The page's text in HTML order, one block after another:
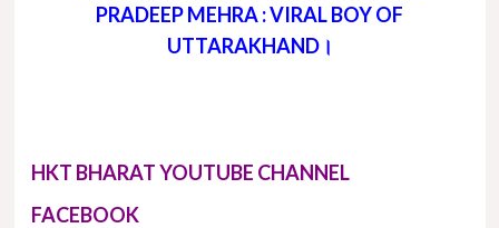
PRADEEP MEHRA : VIRAL BOY OF
UTTARAKHAND।
HKT BHARAT YOUTUBE CHANNEL
FACEBOOK